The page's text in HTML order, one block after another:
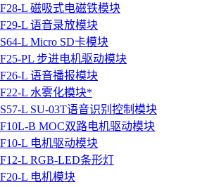
L 磁吸式电磁铁模块
L 语音录放模块
L Micro SD卡模块
PL 步进电机驱动模块
L 语音播报模块
L 水雾化模块*
L SU-03T语音识别控制模块
B MOC双路电机驱动模块
L 电机驱动模块
L RGB-LED条形灯
L 电机模块